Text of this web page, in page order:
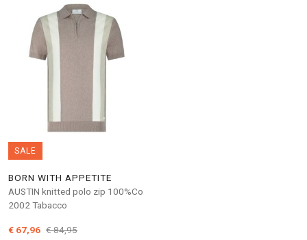
SALE
BORN WITH APPETITE
AUSTIN knitted polo zip 100%Co
2002 Tabacco
€ 67,96 € 84,95